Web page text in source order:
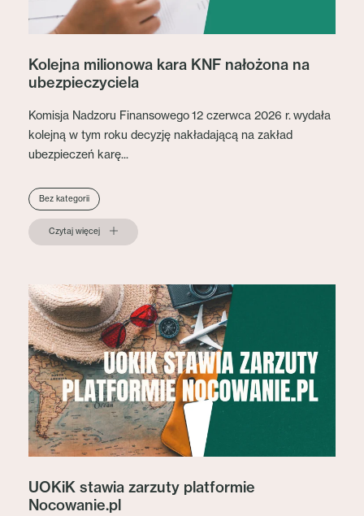
Kolejna milionowa kara KNF nałożona na
ubezpieczyciela
Komisja Nadzoru Finansowego 12 czerwca 2026 r. wydała
kolejną w tym roku decyzję nakładającą na zakład
ubezpieczeń karę...
Bez kategorii
Czytaj więcej
UOKiK stawia zarzuty platformie
Nocowanie.pl